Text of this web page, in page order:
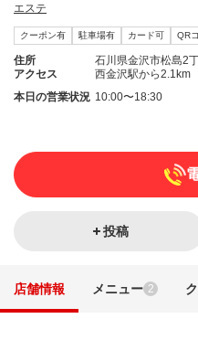
エステ
クーポン有 駐車場有 カード可 QR
住所
石川県金沢市松島2
アクセス
西金沢駅から2.1km
本日の営業状況 10:00〜18:30
投稿
店舗情報 メニュー 2